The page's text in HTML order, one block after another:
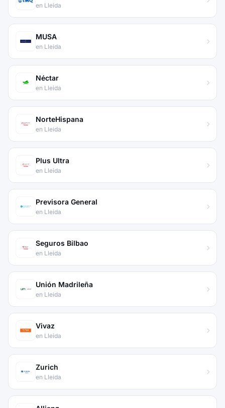
en Lleida
MUSA
en Lleida
Néctar
en Lleida
NorteHispana
en Lleida
Plus Ultra
en Lleida
Previsora General
en Lleida
Seguros Bilbao
en Lleida
Unión Madrileña
en Lleida
Vivaz
en Lleida
Zurich
en Lleida